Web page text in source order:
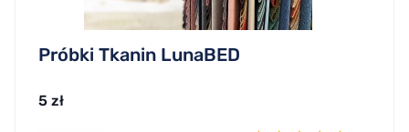
Próbki Tkanin LunaBED
5 zł